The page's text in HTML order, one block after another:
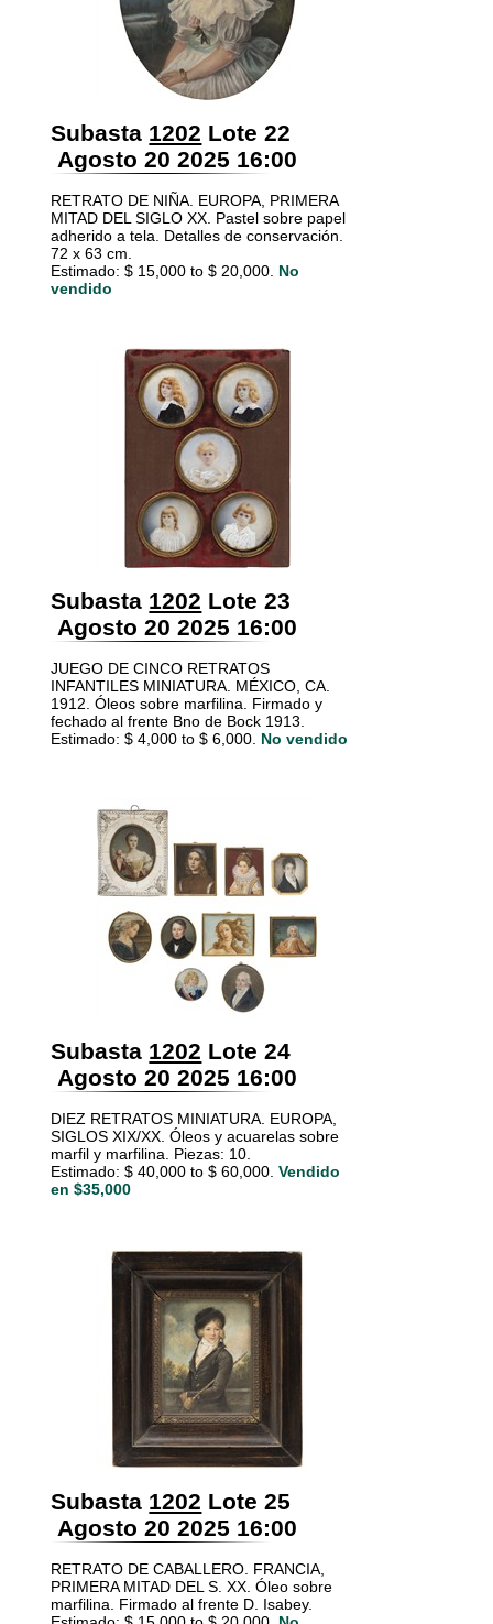
Subasta 1202 Lote 22
Agosto 20 2025 16:00
RETRATO DE NIÑA. EUROPA, PRIMERA
MITAD DEL SIGLO XX. Pastel sobre papel
adherido a tela. Detalles de conservación.
72 x 63 cm.
Estimado: $ 15,000 to $ 20,000. No
vendido
Subasta 1202 Lote 23
Agosto 20 2025 16:00
JUEGO DE CINCO RETRATOS
INFANTILES MINIATURA. MÉXICO, CA.
1912. Óleos sobre marfilina. Firmado y
fechado al frente Bno de Bock 1913.
Estimado: $ 4,000 to $ 6,000. No vendido
Subasta 1202 Lote 24
Agosto 20 2025 16:00
DIEZ RETRATOS MINIATURA. EUROPA,
SIGLOS XIX/XX. Óleos y acuarelas sobre
marfil y marfilina. Piezas: 10.
Estimado: $ 40,000 to $ 60,000. Vendido
en $35,000
Subasta 1202 Lote 25
Agosto 20 2025 16:00
RETRATO DE CABALLERO. FRANCIA,
PRIMERA MITAD DEL S. XX. Óleo sobre
marfilina. Firmado al frente D. Isabey.